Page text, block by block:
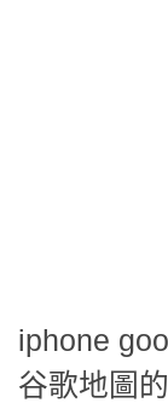
iphone
谷歌地圖